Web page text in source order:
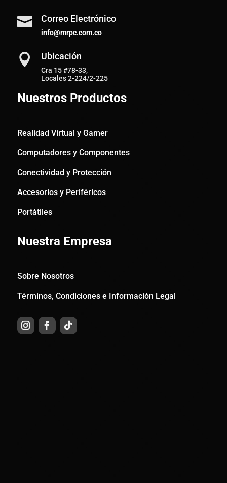
 Correo Electrónico
info@mrpc.com.co
 Ubicación
Cra 15 #78-33,
Locales 2-224/2-225
Nuestros Productos
Realidad Virtual y Gamer
Computadores y Componentes
Conectividad y Protección
Accesorios y Periféricos
Portátiles
Nuestra Empresa
Sobre Nosotros
Términos, Condiciones e Información Legal